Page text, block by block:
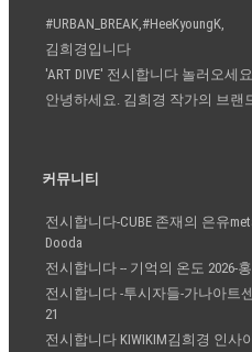
#URBAN_BREAK,#HeeKyoungK,
김희경입니다
'ART DIVE' 전시합니다 놀러오세요
안녕하세요. 김희경 작가의 브랜
커뮤니티
전시합니다-CUBE 존재의 은유
Dooda
전시합니다 -- 기억의 온도 2026-
전시합니다 -투시자들-가나아트센
21
전시합니다 KIWIKIM김희경 인사